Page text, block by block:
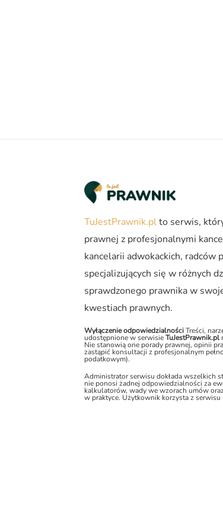
TuJestPrawnik.plto serwis,
prawnej z profesjonalnymi
kancelarii adwokackich, radców
specjalizujących się w różnych
sprawdzonego prawnika w
kwestiach prawnych.
Wyłączenie odpowiedzialnościTreści,
udostępnione w serwisieTuJestPrawnik.pl
Nie stanowią one porady prawnej, opinii
zastąpić konsultacji z profesjonalnym
podatkowym).
Administrator serwisu dokłada wszelkich
nie ponosi żadnej odpowiedzialności za
kalkulatorów, wady we wzorach umów
w praktyce. Użytkownik korzysta z